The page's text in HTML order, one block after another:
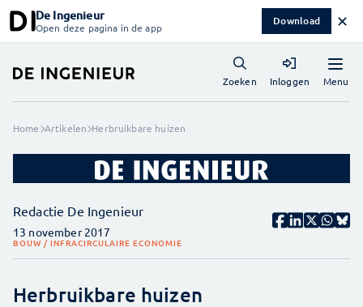
De Ingenieur
Open deze pagina in de app Download ✕
Menu
Zoeken Inloggen
Home Artikelen Herbruikbare huizen
Redactie De Ingenieur
13 november 2017
BOUW / INFRACIRCULAIRE ECONOMIE
Herbruikbare huizen